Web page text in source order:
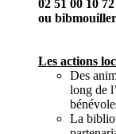
02 51 00 10
ou
Les actions
Des
long de
La